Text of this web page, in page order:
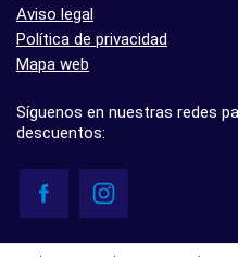
Aviso legal
Política de privacidad
Mapa web
Síguenos en nuestras redes
descuentos: